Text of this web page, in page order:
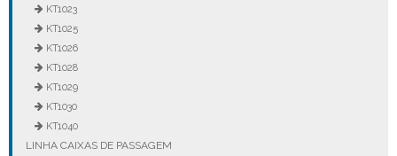
KT1023
KT1025
KT1026
KT1028
KT1029
KT1030
KT1040
LINHA CAIXAS DE PASSAGEM